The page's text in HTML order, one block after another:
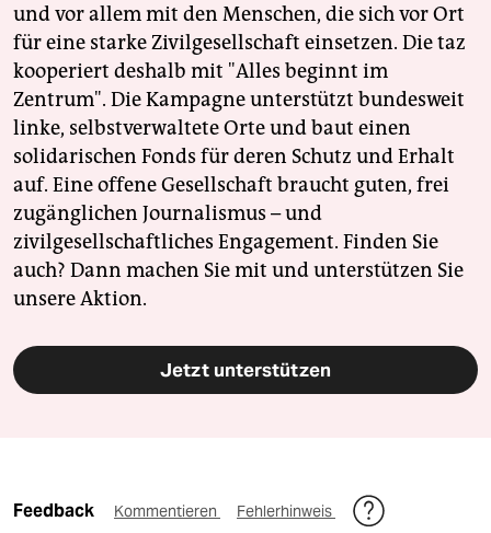
und vor allem mit den Menschen, die sich vor Ort
für eine starke Zivilgesellschaft einsetzen. Die taz
kooperiert deshalb mit "Alles beginnt im
Zentrum". Die Kampagne unterstützt bundesweit
linke, selbstverwaltete Orte und baut einen
solidarischen Fonds für deren Schutz und Erhalt
auf. Eine offene Gesellschaft braucht guten, frei
zugänglichen Journalismus – und
zivilgesellschaftliches Engagement. Finden Sie
auch? Dann machen Sie mit und unterstützen Sie
unsere Aktion.
Jetzt unterstützen
Feedback Kommentieren Fehlerhinweis